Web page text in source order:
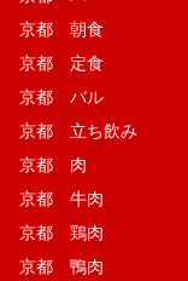
京都 朝食
京都 定食
京都 バル
京都 立ち飲み
京都 肉
京都 牛肉
京都 鶏肉
京都 鴨肉